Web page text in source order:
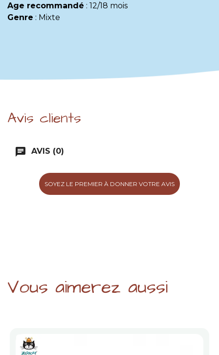
Age recommandé : 12/18 mois
Genre : Mixte
Avis clients
chat AVIS (0)
SOYEZ LE PREMIER À DONNER VOTRE AVIS
Vous aimerez aussi